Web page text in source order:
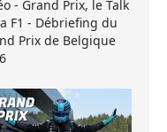
- Grand Prix, le Talk
F1 - Débriefing du
Prix de Belgique